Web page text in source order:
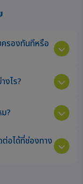
ครองทันทีหรือ
งไร?
?
อได้ที่ช่องทาง